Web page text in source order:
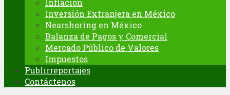
Inflación
Inversión Extranjera en México
Nearshoring en México
Balanza de Pagos y Comercial
Mercado Público de Valores
Impuestos
Publirreportajes
Contáctenos